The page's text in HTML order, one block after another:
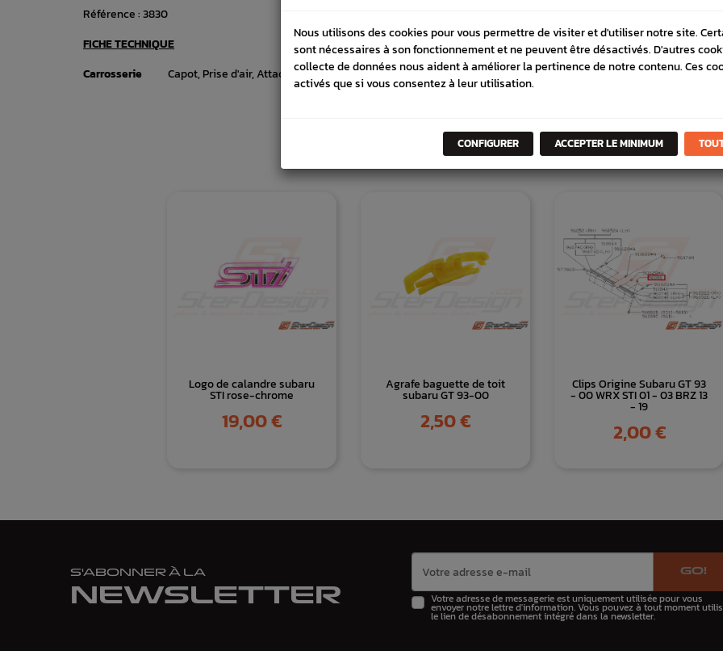
Référence :3830
FICHE TECHNIQUE
Carrosserie
Capot, Prise d'air, Attache & Vérins
LA MÊME
Logo de calandre subaru
STI rose-chrome
Prix
19,00 €
Agrafe baguette de toit
subaru GT 93-00
Prix
2,50 €
Clips Origine Subaru GT 93
- 00 WRX STI 01 - 03 BRZ 13
- 19
Prix
2,00 €
S'ABONNER À LA
NEWSLETTER
GO!
Votre adresse de messagerie est uniquement utilisée pour vous
envoyer notre lettre d'information. Vous pouvez à tout moment
le lien de désabonnement intégré dans la newsletter.
Nous utilisons des cookies pour vous permettre de visiter et d'utiliser notre site.
sont nécessaires à son fonctionnement et ne peuvent être désactivés. D'autres
collecte de données nous aident à améliorer la pertinence de notre contenu. Ces
activés que si vous consentez à leur utilisation.
CONFIGURER ACCEPTER LE MINIMUM